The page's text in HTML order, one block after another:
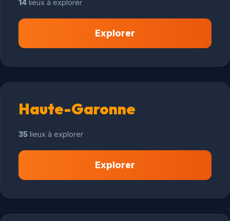
14 lieux à explorer
Explorer
Haute-Garonne
35 lieux à explorer
Explorer